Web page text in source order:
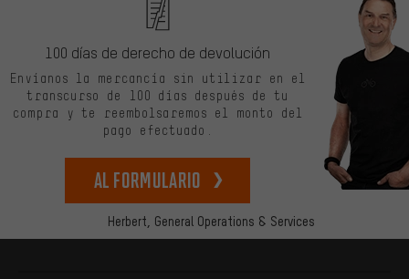
Herbert, General Operations & Services
100 días de derecho de devolución
Envíanos la mercancía sin utilizar en el
transcurso de 100 días después de tu
compra y te reembolsaremos el monto del
pago efectuado.
Al formulario